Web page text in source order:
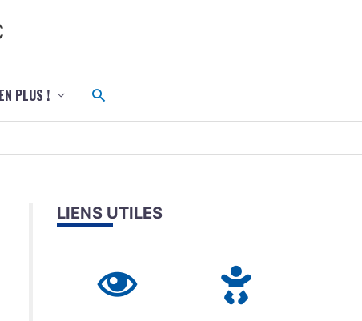
PLUS ! Rechercher
LIENS UTILES